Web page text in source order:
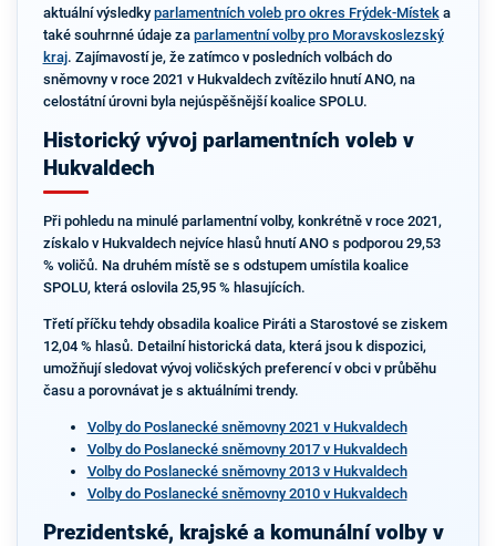
aktuální výsledky parlamentních voleb pro okres Frýdek-Místeka
také souhrnné údaje za parlamentní volby pro Moravskoslezský
kraj. Zajímavostí je, že zatímco v posledních volbách do
sněmovny v roce 2021 v Hukvaldech zvítězilo hnutí ANO, na
celostátní úrovni byla nejúspěšnější koalice SPOLU.
Historický vývoj parlamentních voleb v
Hukvaldech
Při pohledu na minulé parlamentní volby, konkrétně v roce 2021,
získalo v Hukvaldech nejvíce hlasů hnutí ANO s podporou 29,53
% voličů. Na druhém místě se s odstupem umístila koalice
SPOLU, která oslovila 25,95 % hlasujících.
Třetí příčku tehdy obsadila koalice Piráti a Starostové se ziskem
12,04 % hlasů. Detailní historická data, která jsou k dispozici,
umožňují sledovat vývoj voličských preferencí v obci v průběhu
času a porovnávat je s aktuálními trendy.
Volby do Poslanecké sněmovny 2021 v Hukvaldech
Volby do Poslanecké sněmovny 2017 v Hukvaldech
Volby do Poslanecké sněmovny 2013 v Hukvaldech
Volby do Poslanecké sněmovny 2010 v Hukvaldech
Prezidentské, krajské a komunální volby v